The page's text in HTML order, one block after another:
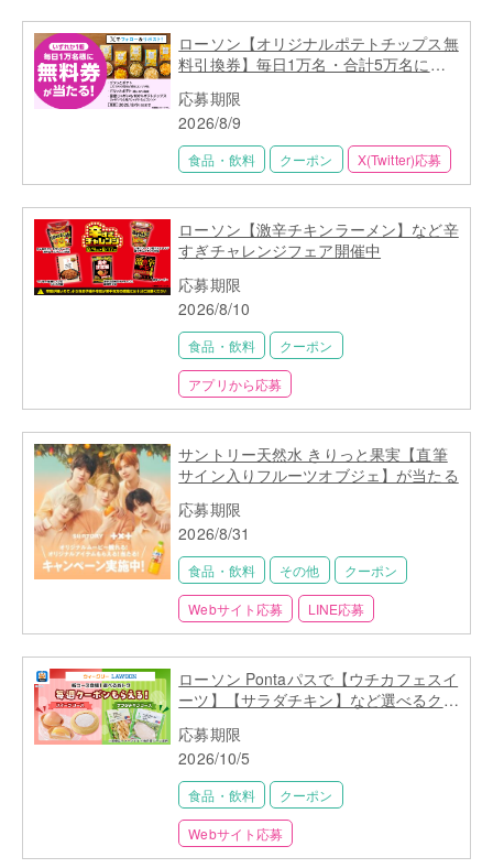
ローソン【オリジナルポテトチップス無
料引換券】毎日1万名・合計5万名に当
応募期限
2026/8/9
食品・飲料 クーポン X(Twitter)応募
ローソン【激辛チキンラーメン】など辛
すぎチャレンジフェア開催中
応募期限
2026/8/10
食品・飲料 クーポン
アプリから応募
サントリー天然水 きりっと果実【直筆
サイン入りフルーツオブジェ】が当たる
応募期限
2026/8/31
食品・飲料 その他 クーポン
Webサイト応募 LINE応募
ローソン Pontaパスで【ウチカフェスイ
ーツ】【サラダチキン】など選べるクー
応募期限
2026/10/5
食品・飲料 クーポン
Webサイト応募